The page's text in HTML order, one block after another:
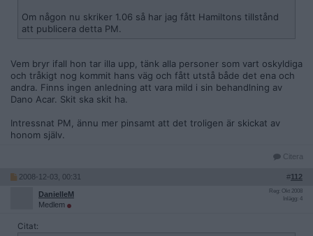
Om någon nu skriker 1.06 så har jag fått Hamiltons tillstånd
att publicera detta PM.
Vem bryr ifall hon tar illa upp, tänk alla personer som vart oskyldiga
och tråkigt nog kommit hans väg och fått utstå både det ena och
andra. Finns ingen anledning att vara mild i sin behandlning av
Dano Acar. Skit ska skit ha.
Intressnat PM, ännu mer pinsamt att det troligen är skickat av
honom själv.
Citera
2008-12-03, 00:31 #112
DanielleM
Medlem
Reg: Okt 2008
Inlägg: 4
Citat: